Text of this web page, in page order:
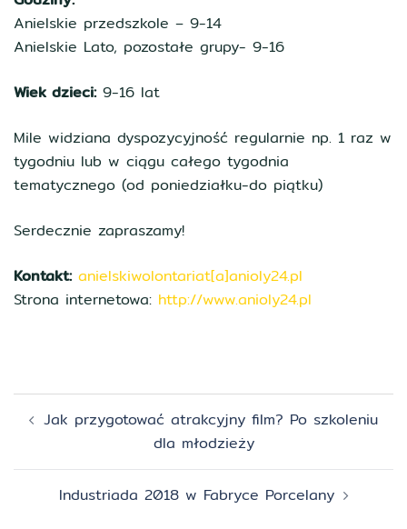
Anielskie przedszkole – 9-14
Anielskie Lato, pozostałe grupy- 9-16
Wiek dzieci:9-16 lat
Mile widziana dyspozycyjność regularnie np. 1 raz w
tygodniu lub w ciągu całego tygodnia
tematycznego (od poniedziałku-do piątku)
Serdecznie zapraszamy!
Kontakt: anielskiwolontariat[a]anioly24.pl
Strona internetowa: http://www.anioly24.pl
Zobacz
wpisy
Jak przygotować atrakcyjny film? Po szkoleniu
dla młodzieży
Industriada 2018 w Fabryce Porcelany